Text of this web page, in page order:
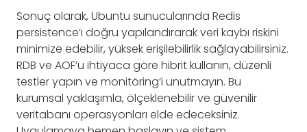
Sonuç olarak, Ubuntu sunucularında Redis
persistence’ı doğru yapılandırarak veri kaybı riskini
minimize edebilir, yüksek erişilebilirlik sağlayabilirsiniz.
RDB ve AOF’u ihtiyaca göre hibrit kullanın, düzenli
testler yapın ve monitöring’i unutmayın. Bu
kurumsal yaklaşımla, ölçeklenebilir ve güvenilir
veritabanı operasyonları elde edeceksiniz.